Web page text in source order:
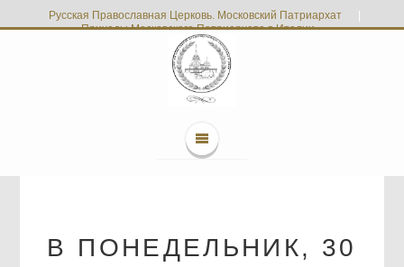
Русская Православная Церковь. Московский Патриархат
Приходы Московского Патриархата в Италии
В ПОНЕДЕЛЬНИК, 30